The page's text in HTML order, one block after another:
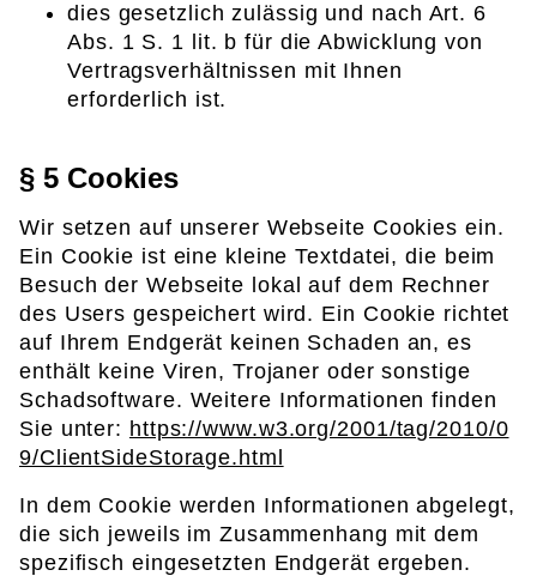
dies gesetzlich zulässig und nach Art. 6
Abs. 1 S. 1 lit. b für die Abwicklung von
Vertragsverhältnissen mit Ihnen
erforderlich ist.
§ 5 Cookies
Wir setzen auf unserer Webseite Cookies ein.
Ein Cookie ist eine kleine Textdatei, die beim
Besuch der Webseite lokal auf dem Rechner
des Users gespeichert wird. Ein Cookie richtet
auf Ihrem Endgerät keinen Schaden an, es
enthält keine Viren, Trojaner oder sonstige
Schadsoftware. Weitere Informationen finden
Sie unter: https://www.w3.org/2001/tag/2010/0
9/ClientSideStorage.html
In dem Cookie werden Informationen abgelegt,
die sich jeweils im Zusammenhang mit dem
spezifisch eingesetzten Endgerät ergeben.